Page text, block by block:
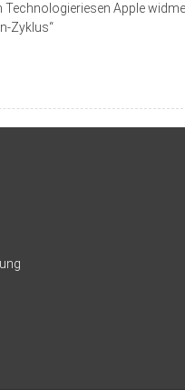
Apple
Zyklus“